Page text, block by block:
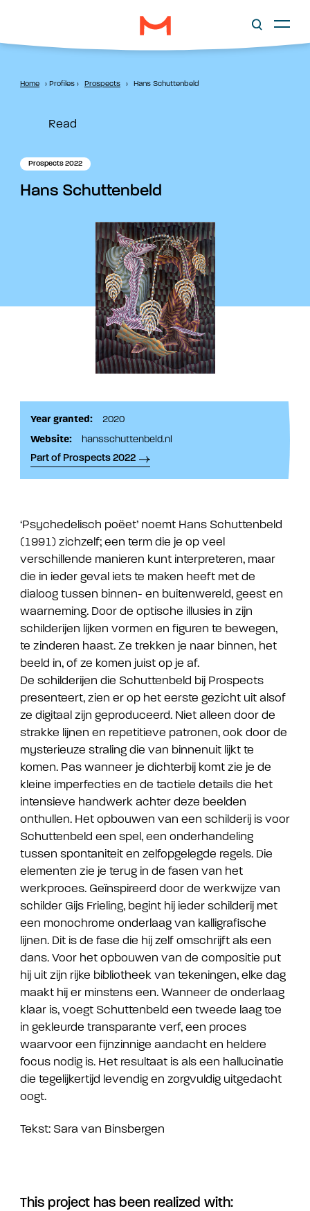
Home › Profiles › Prospects › Hans Schuttenbeld
Read
Prospects 2022
Hans Schuttenbeld
Year granted:
2020
Website:
hansschuttenbeld.nl
Part of Prospects 2022
‘Psychedelisch poëet’ noemt Hans Schuttenbeld
(1991) zichzelf; een term die je op veel
verschillende manieren kunt interpreteren, maar
die in ieder geval iets te maken heeft met de
dialoog tussen binnen- en buitenwereld, geest en
waarneming. Door de optische illusies in zijn
schilderijen lijken vormen en figuren te bewegen,
te zinderen haast. Ze trekken je naar binnen, het
beeld in, of ze komen juist op je af.
De schilderijen die Schuttenbeld bij Prospects
presenteert, zien er op het eerste gezicht uit alsof
ze digitaal zijn geproduceerd. Niet alleen door de
strakke lijnen en repetitieve patronen, ook door de
mysterieuze straling die van binnenuit lijkt te
komen. Pas wanneer je dichterbij komt zie je de
kleine imperfecties en de tactiele details die het
intensieve handwerk achter deze beelden
onthullen. Het opbouwen van een schilderij is voor
Schuttenbeld een spel, een onderhandeling
tussen spontaniteit en zelfopgelegde regels. Die
elementen zie je terug in de fasen van het
werkproces. Geïnspireerd door de werkwijze van
schilder Gijs Frieling, begint hij ieder schilderij met
een monochrome onderlaag van kalligrafische
lijnen. Dit is de fase die hij zelf omschrijft als een
dans. Voor het opbouwen van de compositie put
hij uit zijn rijke bibliotheek van tekeningen, elke dag
maakt hij er minstens een. Wanneer de onderlaag
klaar is, voegt Schuttenbeld een tweede laag toe
in gekleurde transparante verf, een proces
waarvoor een fijnzinnige aandacht en heldere
focus nodig is. Het resultaat is als een hallucinatie
die tegelijkertijd levendig en zorgvuldig uitgedacht
oogt.
Tekst: Sara van Binsbergen
This project has been realized with: